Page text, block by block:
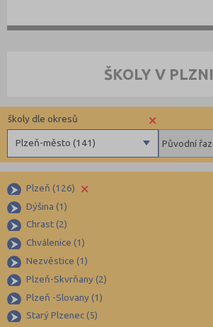
ŠKOLY V PLZNI
×
Plzeň-město (141)
školy dle okresů
Beroun (85)
Blansko (88)
Brno-město (317)
Brno-venkov (149)
Bruntál (73)
Břeclav (84)
Česká Lípa (79)
Plzeň (126) ×
Dýšina (1)
Chrast (2)
Chválenice (1)
Nezvěstice (1)
Plzeň-Skvrňany (2)
Plzeň -Slovany (1)
Starý Plzenec (5)